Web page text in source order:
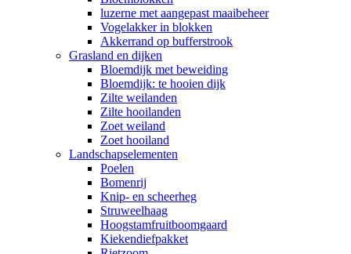
luzerne met aangepast maaibeheer
Vogelakker in blokken
Akkerrand op bufferstrook
Grasland en dijken
Bloemdijk met beweiding
Bloemdijk: te hooien dijk
Zilte weilanden
Zilte hooilanden
Zoet weiland
Zoet hooiland
Landschapselementen
Poelen
Bomenrij
Knip- en scheerheg
Struweelhaag
Hoogstamfruitboomgaard
Kiekendiefpakket